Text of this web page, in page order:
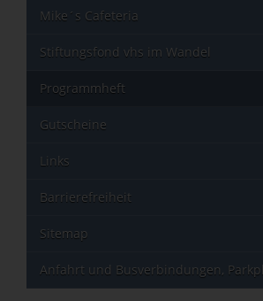
Mike´s Cafeteria
Stiftungsfond vhs im Wandel
Programmheft
Gutscheine
Links
Barrierefreiheit
Sitemap
Anfahrt und Busverbindungen,